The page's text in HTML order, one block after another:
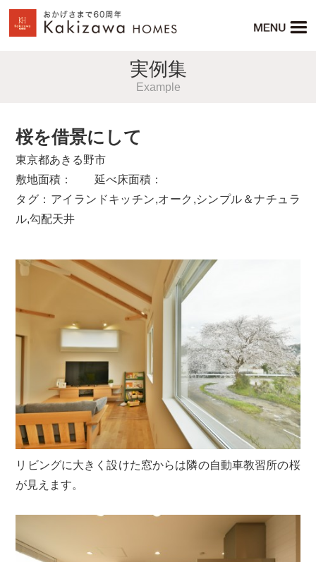
実例集
Example
桜を借景にして
東京都あきる野市
敷地面積： 延べ床面積：
タグ： アイランドキッチン,オーク ,シンプル＆ナチュラ
ル,勾配天井
リビングに大きく設けた窓からは隣の自動車教習所の桜
が見えます。